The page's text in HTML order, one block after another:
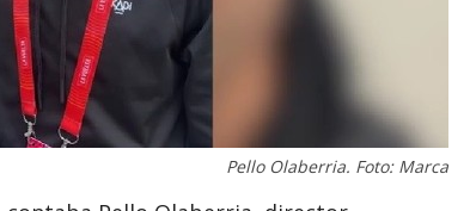
Pello Olaberria. Foto: Marca